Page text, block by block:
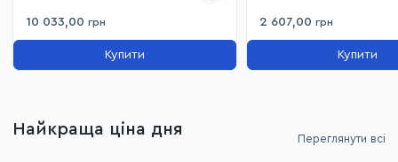
10 033,00 грн
Купити
2 607,00 грн
Купити
Найкраща ціна дня
Переглянути всі